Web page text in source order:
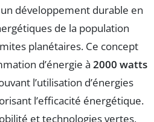
développement durable en
de la population
planétaires. Ce concept
d’énergie à 2000 watts
l’utilisation d’énergies
l’efficacité énergétique.
et technologies vertes,